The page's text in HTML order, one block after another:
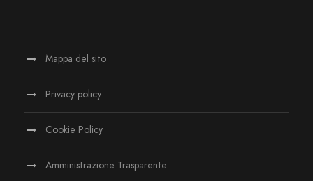
Mappa del sito
Privacy policy
Cookie Policy
Amministrazione Trasparente